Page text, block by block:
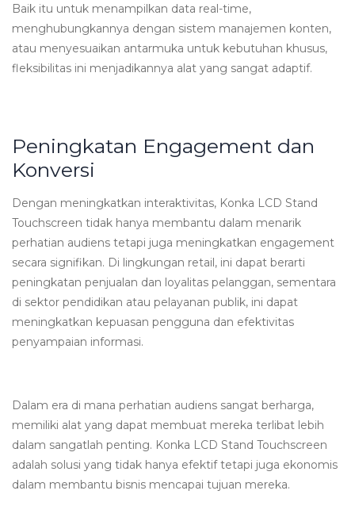
Baik itu untuk menampilkan data real-time,
menghubungkannya dengan sistem manajemen konten,
atau menyesuaikan antarmuka untuk kebutuhan khusus,
fleksibilitas ini menjadikannya alat yang sangat adaptif.
Peningkatan Engagement dan
Konversi
Dengan meningkatkan interaktivitas, Konka LCD Stand
Touchscreen tidak hanya membantu dalam menarik
perhatian audiens tetapi juga meningkatkan engagement
secara signifikan. Di lingkungan retail, ini dapat berarti
peningkatan penjualan dan loyalitas pelanggan, sementara
di sektor pendidikan atau pelayanan publik, ini dapat
meningkatkan kepuasan pengguna dan efektivitas
penyampaian informasi.
Dalam era di mana perhatian audiens sangat berharga,
memiliki alat yang dapat membuat mereka terlibat lebih
dalam sangatlah penting. Konka LCD Stand Touchscreen
adalah solusi yang tidak hanya efektif tetapi juga ekonomis
dalam membantu bisnis mencapai tujuan mereka.